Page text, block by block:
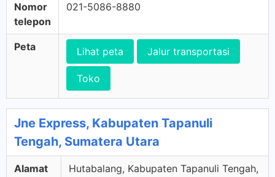
Nomor
telepon
021-5086-8880
Peta Lihat peta Jalur transportasi
Toko
Jne Express, Kabupaten Tapanuli
Tengah, Sumatera Utara
Alamat
Hutabalang, Kabupaten Tapanuli Tengah,